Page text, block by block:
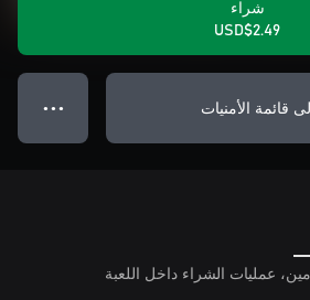
شراء
USD$2.49
قائمة الأمنيات ● ● ●
عمليات الشراء داخل اللعبة